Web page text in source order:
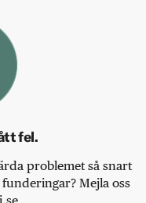
fel.
problemet så snart
Mejla oss